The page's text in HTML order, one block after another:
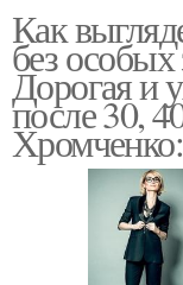
Как
без особых
Дорогая и
после 30,